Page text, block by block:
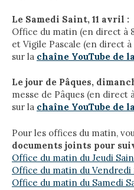
Le Samedi Saint, 11 avril :
Office du matin (en direct à
et Vigile Pascale (en direct à
sur la chaîne YouTube de
Le jour de Pâques,
messe de Pâques (en direct à
sur la chaîne YouTube de
Pour les offices du matin,
documents joints pour
Office du matin du Jeudi
Office du matin du Vendredi
Office du matin du Samedi